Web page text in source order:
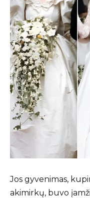
Jos gyvenimas,
akimirkų, buvo